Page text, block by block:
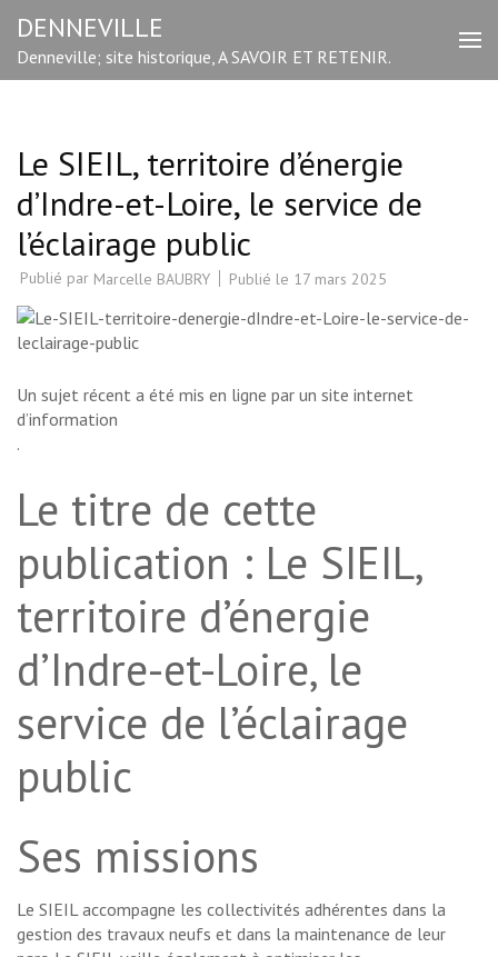
contenu
(Pressez
DENNEVILLE
Denneville; site historique, A SAVOIR ET RETENIR.
Le SIEIL, territoire d’énergie
d’Indre-et-Loire, le service de
l’éclairage public
Publié par Marcelle BAUBRY Publié le 17 mars 2025
Un sujet récent a été mis en ligne par un site internet
d’information
.
Le titre de cette
publication : Le SIEIL,
territoire d’énergie
d’Indre-et-Loire, le
service de l’éclairage
public
Ses missions
Le SIEIL accompagne les collectivités adhérentes dans la
gestion des travaux neufs et dans la maintenance de leur